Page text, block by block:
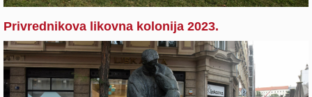
Privrednikova likovna kolonija 2023.